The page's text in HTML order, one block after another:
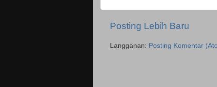
Posting Lebih Baru
Langganan: Posting Komentar